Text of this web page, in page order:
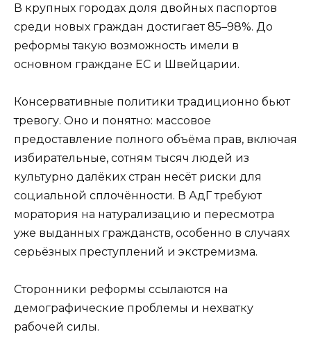
В крупных городах доля двойных паспортов
среди новых граждан достигает 85–98%. До
реформы такую возможность имели в
основном граждане ЕС и Швейцарии.
Консервативные политики традиционно бьют
тревогу. Оно и понятно: массовое
предоставление полного объёма прав, включая
избирательные, сотням тысяч людей из
культурно далёких стран несёт риски для
социальной сплочённости. В АдГ требуют
моратория на натурализацию и пересмотра
уже выданных гражданств, особенно в случаях
серьёзных преступлений и экстремизма.
Сторонники реформы ссылаются на
демографические проблемы и нехватку
рабочей силы.